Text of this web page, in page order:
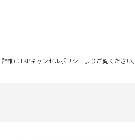
はTKPキャンセルポリシーよりご覧ください。